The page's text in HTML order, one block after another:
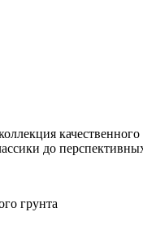
до
грунта